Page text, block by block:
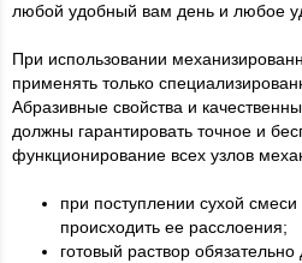
любой удобный вам день и любое
При использовании
применять только
Абразивные свойства и
должны гарантировать точное и
функционирование всех узлов
при поступлении сухой
происходить ее расслоения;
готовый раствор